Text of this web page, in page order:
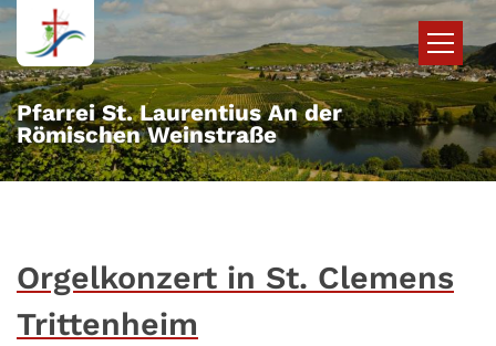
Zum Inhalt springen
Pfarrei St. Laurentius An der
Römischen Weinstraße
Orgelkonzert in St. Clemens
Trittenheim